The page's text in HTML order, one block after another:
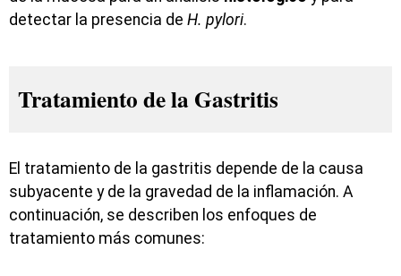
detectar la presencia de H. pylori.
Tratamiento de la Gastritis
El tratamiento de la gastritis depende de la causa
subyacente y de la gravedad de la inflamación. A
continuación, se describen los enfoques de
tratamiento más comunes: